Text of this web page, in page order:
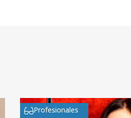
Profesionales